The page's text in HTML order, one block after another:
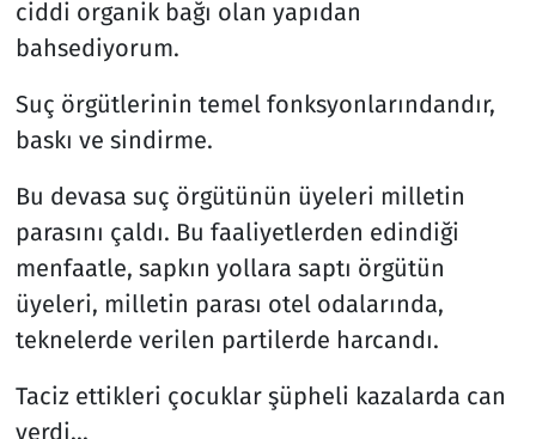
ciddi organik bağı olan yapıdan
bahsediyorum.
Suç örgütlerinin temel fonksyonlarındandır,
baskı ve sindirme.
Bu devasa suç örgütünün üyeleri milletin
parasını çaldı. Bu faaliyetlerden edindiği
menfaatle, sapkın yollara saptı örgütün
üyeleri, milletin parası otel odalarında,
teknelerde verilen partilerde harcandı.
Taciz ettikleri çocuklar şüpheli kazalarda can
verdi...